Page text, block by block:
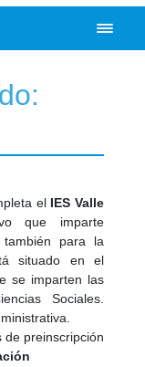
el IES Valle
que imparte
también para la
situado en el
se imparten las
Sociales.
de preinscripción